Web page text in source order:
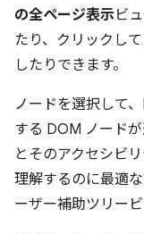
の全ページ表示ビ
たり、クリックし
したりできます。
ノードを選択して
する DOM ノード
とそのアクセシビ
理解するのに最適
ーザー補助ツリービ